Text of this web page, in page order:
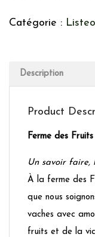
Catégorie :
Description
Product
Ferme des
Un savoir faire,
À la ferme des
que nous
vaches avec
fruits et de la